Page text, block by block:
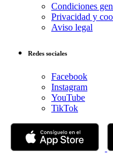
Condiciones
Privacidad y
Aviso legal
Redes sociales
Facebook
Instagram
YouTube
TikTok